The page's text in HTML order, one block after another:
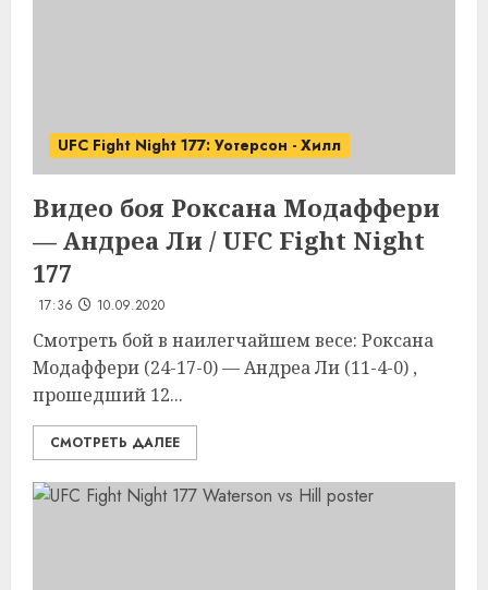
UFC Fight Night 177: Уотерсон - Хилл
Видео боя Роксана Модаффери
— Андреа Ли / UFC Fight Night
177
17:36 10.09.2020
Смотреть бой в наилегчайшем весе: Роксана
Модаффери (24-17-0) — Андреа Ли (11-4-0) ,
прошедший 12...
СМОТРЕТЬ ДАЛЕЕ